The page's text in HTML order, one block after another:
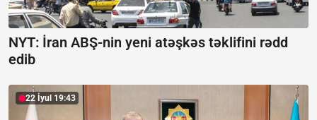
NYT: İran ABŞ-nin yeni atəşkəs təklifini rədd
edib
22 İyul 19:43